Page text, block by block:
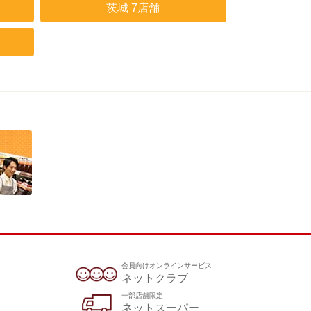
茨城 7店舗
会員向けオンラインサービス
ネットクラブ
一部店舗限定
ネットスーパー